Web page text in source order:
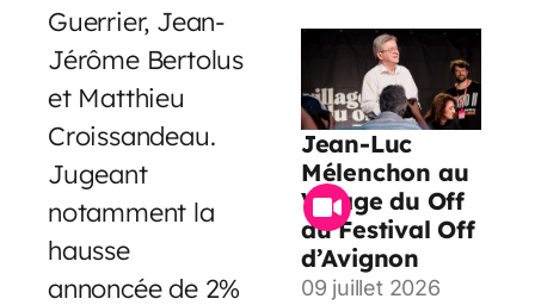
Guerrier, Jean-
Jérôme Bertolus
et Matthieu
Croissandeau.
Jugeant
notamment la
hausse
annoncée de 2%
Jean-Luc
Mélenchon au
Village du Off
du Festival Off
d’Avignon
09 juillet 2026